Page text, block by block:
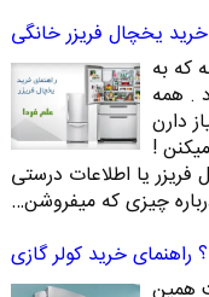
یخچال فریزر خانگی
که به
. همه
دارن
!
یا اطلاعات درستی
چیزی که میفروشن…
خرید کولر گازی
همین